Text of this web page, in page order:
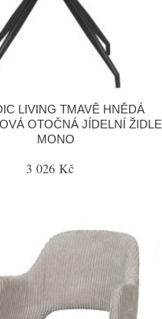
LIVING TMAVĚ HNĚDÁ
OTOČNÁ JÍDELNÍ ŽIDLE
MONO
3 026 Kč